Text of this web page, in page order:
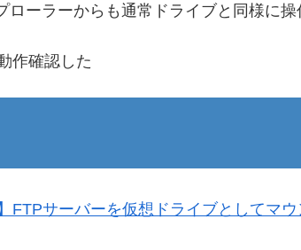
ローラーからも通常ドライブと同様に操
作確認した
FTPサーバーを仮想ドライブとしてマ